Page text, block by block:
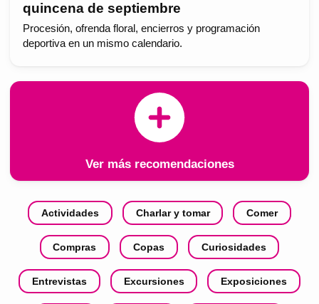
quincena de septiembre
Procesión, ofrenda floral, encierros y programación
deportiva en un mismo calendario.
Ver más recomendaciones
Actividades Charlar y tomar Comer
Compras Copas Curiosidades
Entrevistas Excursiones Exposiciones